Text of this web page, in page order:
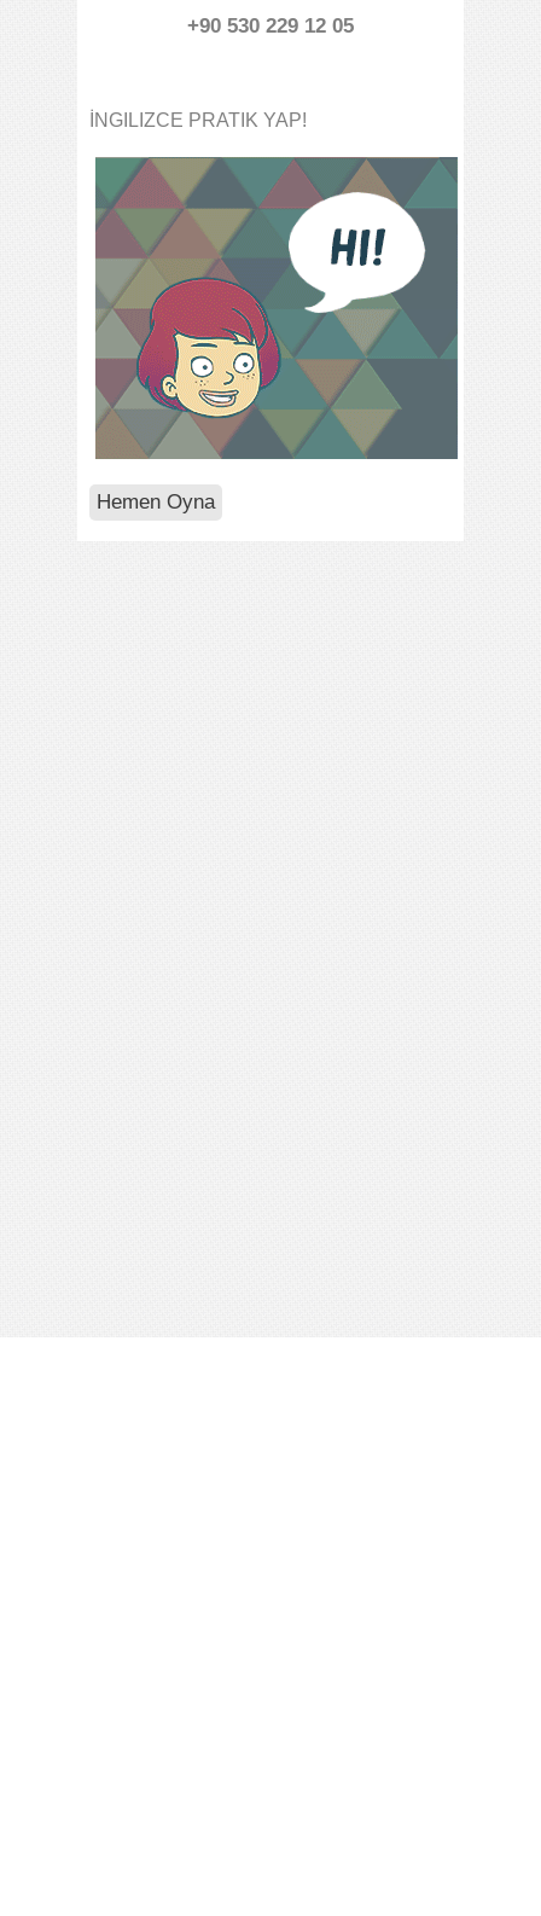
+90 530 229 12 05
İNGILIZCE PRATIK YAP!
Hemen Oyna